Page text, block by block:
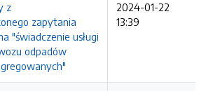
z
zapytania
"świadczenie usługi
odpadów
2024-01-22
13:39